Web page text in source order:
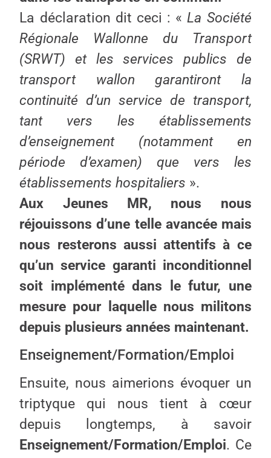
La déclaration dit ceci : « La Société
Régionale Wallonne du Transport
(SRWT) et les services publics de
transport wallon garantiront la
continuité d’un service de transport,
tant vers les établissements
d’enseignement (notamment en
période d’examen) que vers les
établissements hospitaliers ».
Aux Jeunes MR, nous nous
réjouissons d’une telle avancée mais
nous resterons aussi attentifs à ce
qu’un service garanti inconditionnel
soit implémenté dans le futur, une
mesure pour laquelle nous militons
depuis plusieurs années maintenant.
Enseignement/Formation/Emploi
Ensuite, nous aimerions évoquer un
triptyque qui nous tient à cœur
depuis longtemps, à savoir
Enseignement/Formation/Emploi. Ce